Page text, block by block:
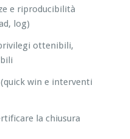
e riproducibilità
log)
ottenibili,
win e interventi
la chiusura